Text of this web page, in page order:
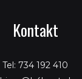
Kontakt
Tel: 734 192 410